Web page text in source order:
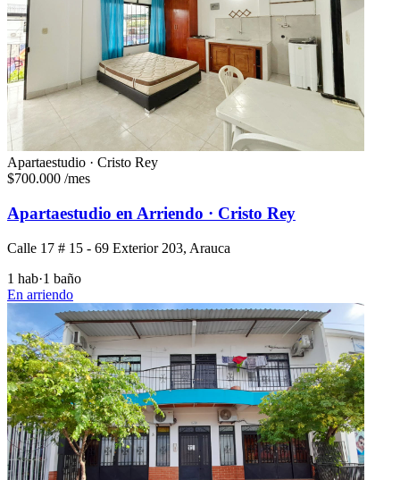
Apartaestudio · Cristo Rey
$700.000 /mes
Apartaestudio en Arriendo · Cristo Rey
Calle 17 # 15 - 69 Exterior 203, Arauca
1 hab·1 baño
En arriendo